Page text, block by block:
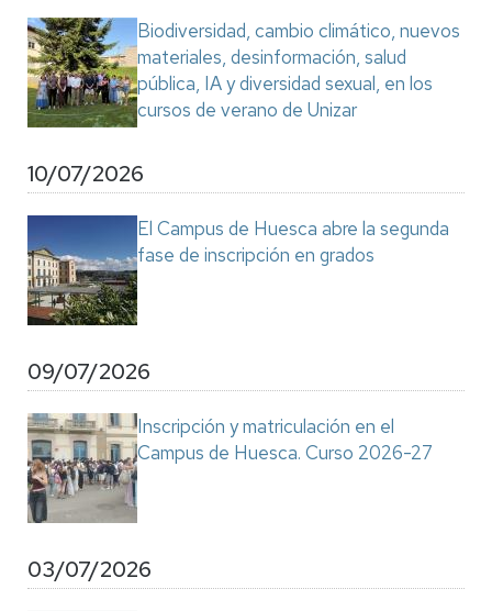
Biodiversidad, cambio climático, nuevos
materiales, desinformación, salud
pública, IA y diversidad sexual, en los
cursos de verano de Unizar
10/07/2026
El Campus de Huesca abre la segunda
fase de inscripción en grados
09/07/2026
Inscripción y matriculación en el
Campus de Huesca. Curso 2026-27
03/07/2026